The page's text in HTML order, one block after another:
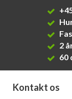
2
60
Kontakt os